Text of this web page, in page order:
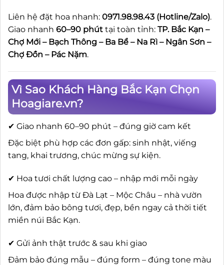
Liên hệ đặt hoa nhanh: 0971.98.98.43 (Hotline/Zalo).
Giao nhanh 60–90 phút tại toàn tỉnh: TP. Bắc Kạn –
Chợ Mới – Bạch Thông – Ba Bể – Na Rì – Ngân Sơn –
Chợ Đồn – Pác Nặm.
Vì Sao Khách Hàng Bắc Kạn Chọn
Hoagiare.vn?
✔ Giao nhanh 60–90 phút – đúng giờ cam kết
Đặc biệt phù hợp các đơn gấp: sinh nhật, viếng
tang, khai trương, chúc mừng sự kiện.
✔ Hoa tươi chất lượng cao – nhập mới mỗi ngày
Hoa được nhập từ Đà Lạt – Mộc Châu – nhà vườn
lớn, đảm bảo bông tươi, đẹp, bền ngay cả thời tiết
miền núi Bắc Kạn.
✔ Gửi ảnh thật trước & sau khi giao
Đảm bảo đúng mẫu – đúng form – đúng tone màu